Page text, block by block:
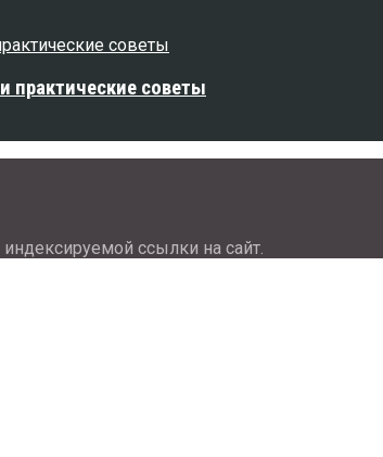
практические советы
ссылки на сайт.